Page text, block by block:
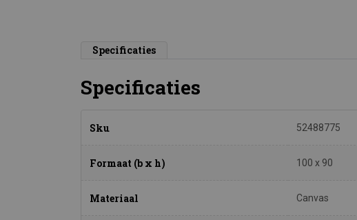
Specificaties
Specificaties
Sku 52488775
Formaat (b x h) 100 x 90
Materiaal Canvas